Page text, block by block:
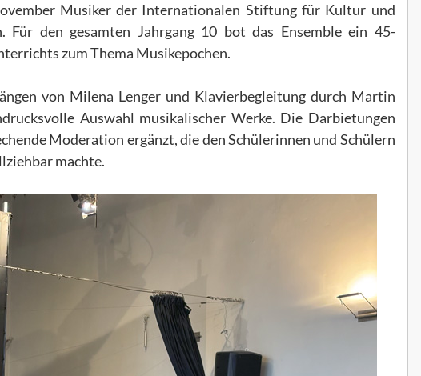
Musiker der Internationalen Stiftung für Kultur und
Für den gesamten Jahrgang 10 bot das Ensemble ein 45-
zum Thema Musikepochen.
von Milena Lenger und Klavierbegleitung durch Martin
Auswahl musikalischer Werke. Die Darbietungen
Moderation ergänzt, die den Schülerinnen und Schülern
machte.